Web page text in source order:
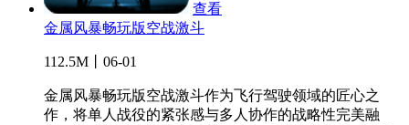
查看
金属风暴畅玩版空战激斗
112.5M丨06-01
金属风暴畅玩版空战激斗作为飞行驾驶领域的匠心之
作，将单人战役的紧张感与多人协作的战略性完美融